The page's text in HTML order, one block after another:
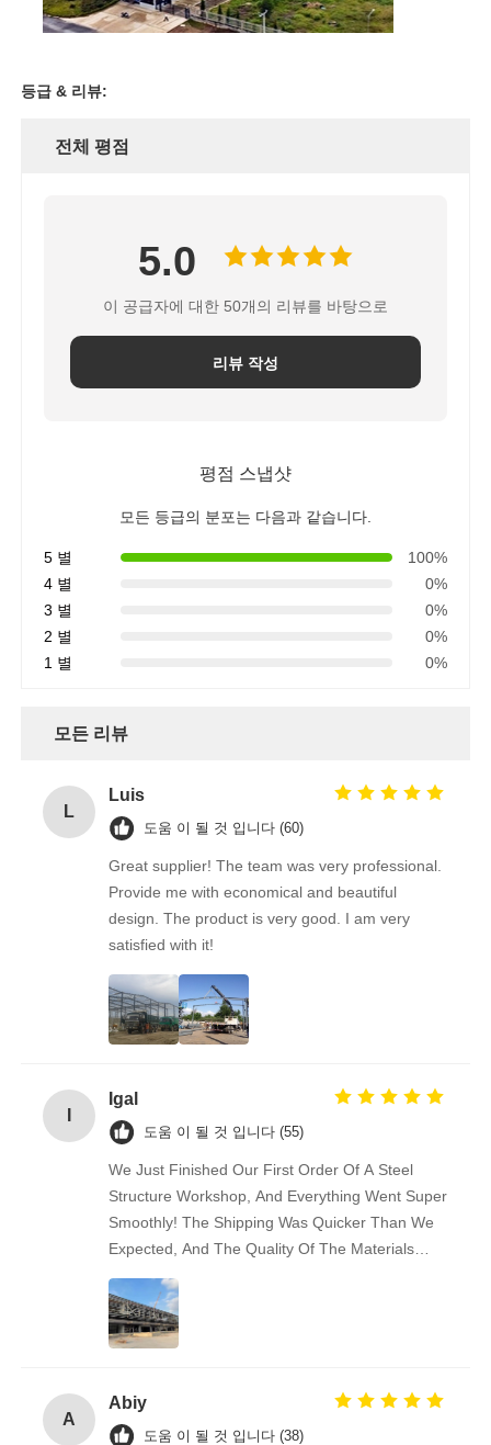
등급 & 리뷰:
전체 평점
5.0
이 공급자에 대한 50개의 리뷰를 바탕으로
리뷰 작성
평점 스냅샷
모든 등급의 분포는 다음과 같습니다.
5 별
100%
4 별
0%
3 별
0%
2 별
0%
1 별
0%
모든 리뷰
L
Luis
도움 이 될 것 입니다 (60)
Great supplier! The team was very professional.
Provide me with economical and beautiful
design. The product is very good. I am very
satisfied with it!
Igal
도움 이 될 것 입니다 (55)
We Just Finished Our First Order Of A Steel
Structure Workshop, And Everything Went Super
Smoothly! The Shipping Was Quicker Than We
Expected, And The Quality Of The Materials
Really Impressed Us — Solid And Well-made.
Communication Was Easy And Friendly
Throughout. We’re Already Recommending This
Supplier To Some Of Our Business Friends.
A
Abiy
도움 이 될 것 입니다 (38)